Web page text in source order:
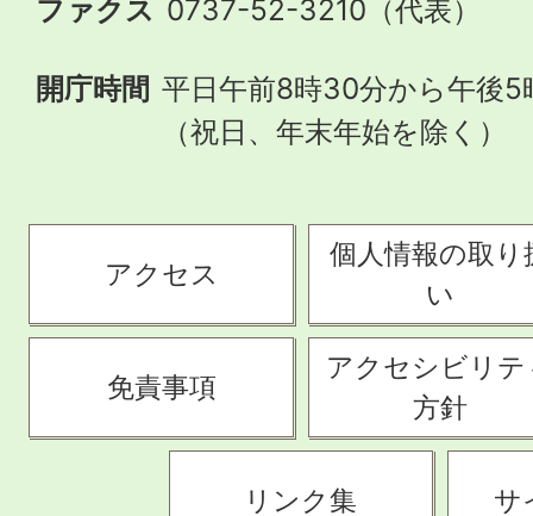
ファクス 0737-52-3210（代表）
開庁時間 平日午前8時30分から午後5
（祝日、年末年始を除く）
アクセス
個人情報の取り
い
免責事項
アクセシビリテ
方針
リンク集 サ